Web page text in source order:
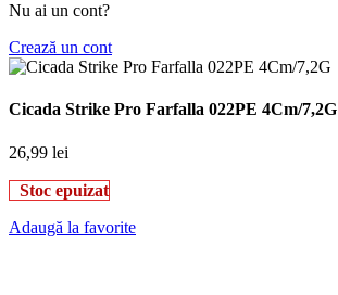
Nu ai un cont?
Crează un cont
Cicada Strike Pro Farfalla 022PE 4Cm/7,2G
26,99 lei
Stoc epuizat
Adaugă la favorite